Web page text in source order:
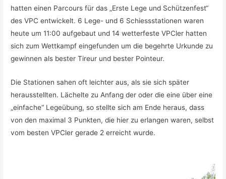
hatten einen Parcours für das „Erste Lege und Schützenfest“
des VPC entwickelt. 6 Lege- und 6 Schiessstationen waren
heute um 11:00 aufgebaut und 14 wetterfeste VPCler hatten
sich zum Wettkampf eingefunden um die begehrte Urkunde zu
gewinnen als bester Tireur und bester Pointeur.
Die Stationen sahen oft leichter aus, als sie sich später
herausstellten. Lächelte zu Anfang der oder die eine über eine
„einfache“ Legeübung, so stellte sich am Ende heraus, dass
von den maximal 3 Punkten, die hier zu erlangen waren, selbst
vom besten VPCler gerade 2 erreicht wurde.